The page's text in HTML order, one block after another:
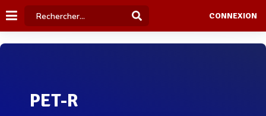
CONNEXION
PET-R